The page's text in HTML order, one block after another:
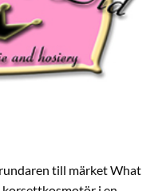
till märket What